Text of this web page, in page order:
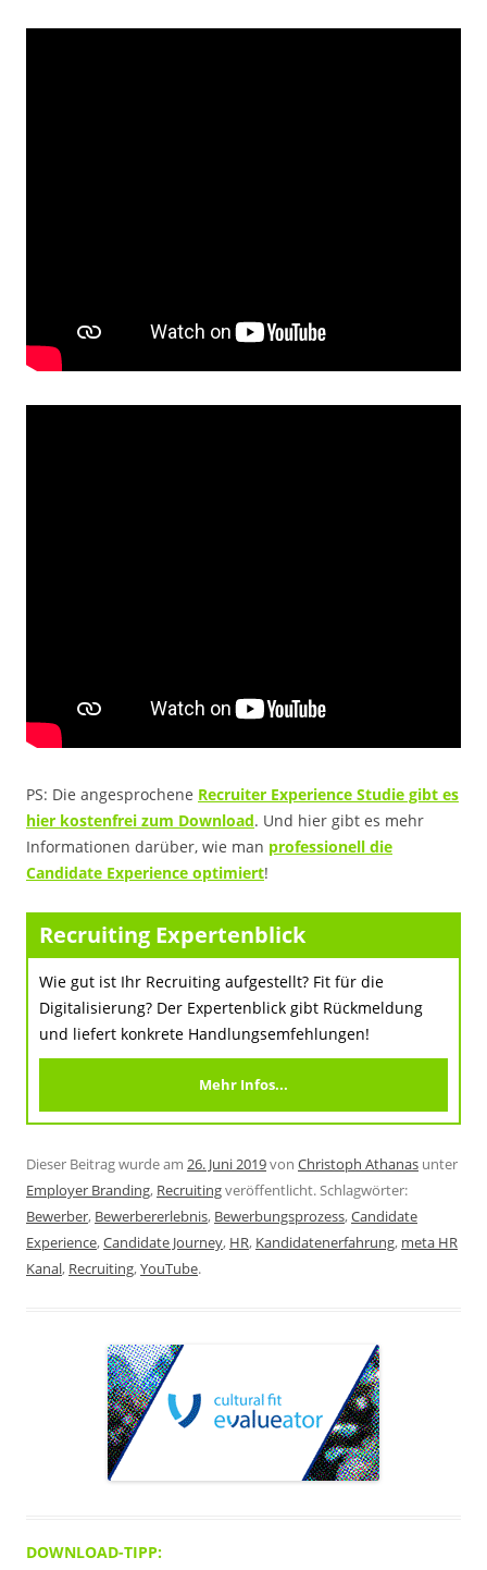
PS: Die angesprochene Recruiter Experience Studie gibt es
hier kostenfrei zum Download. Und hier gibt es mehr
Informationen darüber, wie man professionell die
Candidate Experience optimiert!
Recruiting Expertenblick
Wie gut ist Ihr Recruiting aufgestellt? Fit für die
Digitalisierung? Der Expertenblick gibt Rückmeldung
und liefert konkrete Handlungsemfehlungen!
Mehr Infos...
Dieser Beitrag wurde am 26. Juni 2019von Christoph Athanas unter
Employer Branding, Recruitingveröffentlicht. Schlagwörter:
Bewerber, Bewerbererlebnis, Bewerbungsprozess,Candidate
Experience,Candidate Journey, HR, Kandidatenerfahrung, meta HR
Kanal, Recruiting,YouTube.
DOWNLOAD-TIPP: